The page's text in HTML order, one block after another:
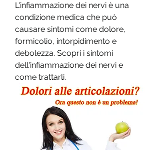
L'infiammazione dei nervi è una
condizione medica che può
causare sintomi come dolore,
formicolio, intorpidimento e
debolezza. Scopri i sintomi
dell'infiammazione dei nervi e
come trattarli.